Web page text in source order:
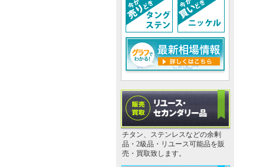
チタン、ステンレスなどの余剰
品・2級品・リユース可能品を販
売・買取致します。